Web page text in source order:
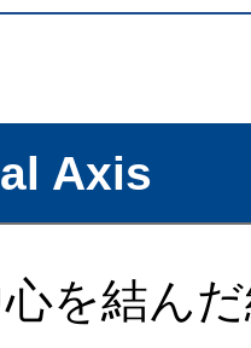
Axis
を結ん